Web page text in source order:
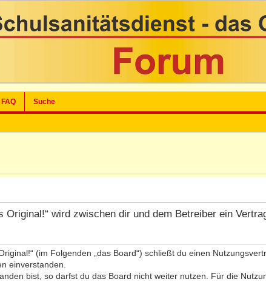
FAQ Suche
wird zwischen dir und dem Betreiber ein
(im Folgenden „das Board“) schließt du einen
einverstanden.
bist, so darfst du das Board nicht weiter nutzen. Für die